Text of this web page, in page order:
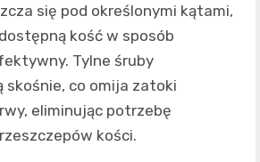
się pod określonymi kątami,
kość w sposób
Tylne śruby
skośnie, co omija zatoki
eliminując potrzebę
kości.